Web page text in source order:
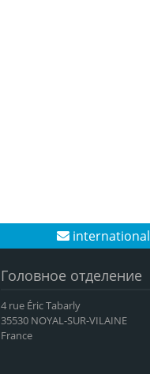
international
Головное отделение
4 rue Éric Tabarly
35530 NOYAL-SUR-VILAINE
France